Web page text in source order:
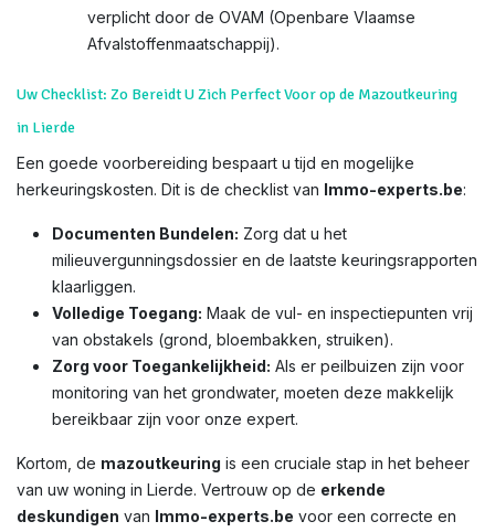
verplicht door de OVAM (Openbare Vlaamse
Afvalstoffenmaatschappij).
Uw Checklist: Zo Bereidt U Zich Perfect Voor op de Mazoutkeuring
in Lierde
Een goede voorbereiding bespaart u tijd en mogelijke
herkeuringskosten. Dit is de checklist van Immo-experts.be:
Documenten Bundelen: Zorg dat u het
milieuvergunningsdossier en de laatste keuringsrapporten
klaarliggen.
Volledige Toegang: Maak de vul- en inspectiepunten vrij
van obstakels (grond, bloembakken, struiken).
Zorg voor Toegankelijkheid: Als er peilbuizen zijn voor
monitoring van het grondwater, moeten deze makkelijk
bereikbaar zijn voor onze expert.
Kortom, de mazoutkeuring is een cruciale stap in het beheer
van uw woning in Lierde. Vertrouw op de erkende
deskundigen van Immo-experts.be voor een correcte en